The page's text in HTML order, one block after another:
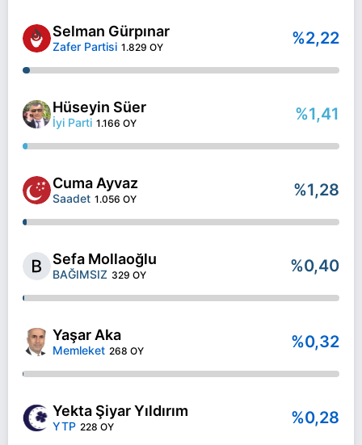
Selman Gürpınar
Zafer Partisi 1.829 OY %2,22
Hüseyin Süer
İyi Parti 1.166 OY %1,41
Cuma Ayvaz
Saadet 1.056 OY %1,28
Sefa Mollaoğlu
BAĞIMSIZ 329 OY %0,40
Yaşar Aka
Memleket 268 OY %0,32
Yekta Şiyar Yıldırım
YTP 228 OY %0,28